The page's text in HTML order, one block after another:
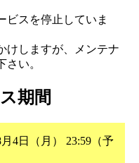
ビスを停止していま
けしますが、メンテナ
い。
期間
4日（月） 23:59（予